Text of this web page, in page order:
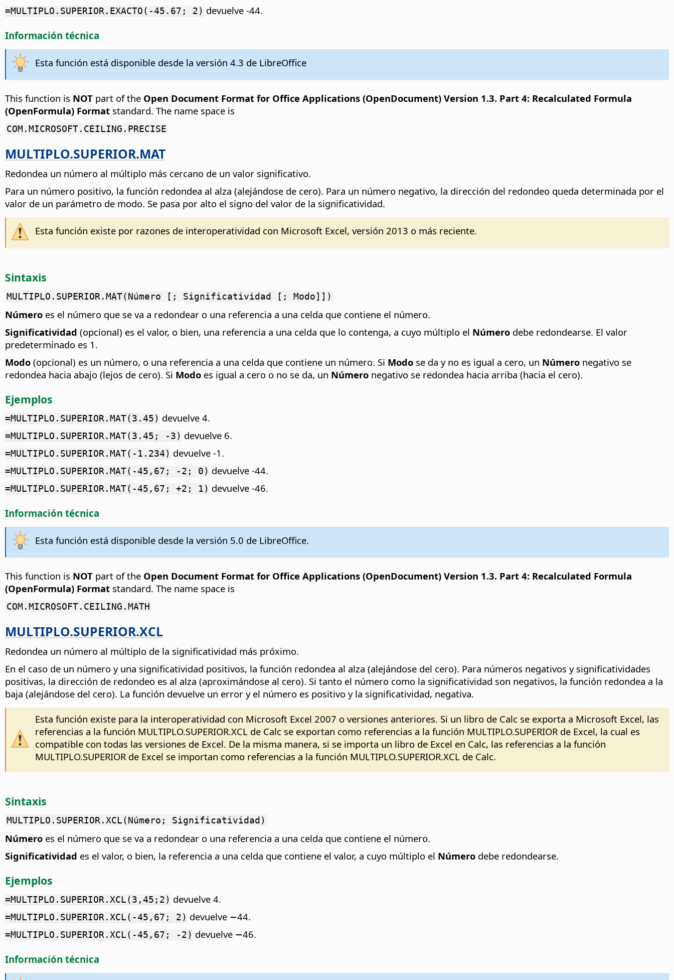
=MULTIPLO.SUPERIOR.EXACTO(-45.67; 2) devuelve -44.
Información técnica
Esta función está disponible desde la versión 4.3 de LibreOffice
This function is NOT part of the Open Document Format for Office Applications (OpenDocument) Version 1.3. Part 4: Recalculated Formula
(OpenFormula) Format standard. The name space is
COM.MICROSOFT.CEILING.PRECISE
MULTIPLO.SUPERIOR.MAT
Redondea un número al múltiplo más cercano de un valor significativo.
Para un número positivo, la función redondea al alza (alejándose de cero). Para un número negativo, la dirección del redondeo queda determinada por el
valor de un parámetro de modo. Se pasa por alto el signo del valor de la significatividad.
Esta función existe por razones de interoperatividad con Microsoft Excel, versión 2013 o más reciente.
Sintaxis
MULTIPLO.SUPERIOR.MAT(Número [; Significatividad [; Modo]])
Número es el número que se va a redondear o una referencia a una celda que contiene el número.
Significatividad (opcional) es el valor, o bien, una referencia a una celda que lo contenga, a cuyo múltiplo el Número debe redondearse. El valor
predeterminado es 1.
Modo (opcional) es un número, o una referencia a una celda que contiene un número. Si Modo se da y no es igual a cero, un Número negativo se
redondea hacia abajo (lejos de cero). Si Modo es igual a cero o no se da, un Número negativo se redondea hacia arriba (hacia el cero).
Ejemplos
=MULTIPLO.SUPERIOR.MAT(3.45) devuelve 4.
=MULTIPLO.SUPERIOR.MAT(3.45; -3) devuelve 6.
=MULTIPLO.SUPERIOR.MAT(-1.234) devuelve -1.
=MULTIPLO.SUPERIOR.MAT(-45,67; -2; 0) devuelve -44.
=MULTIPLO.SUPERIOR.MAT(-45,67; +2; 1) devuelve -46.
Información técnica
Esta función está disponible desde la versión 5.0 de LibreOffice.
This function is NOT part of the Open Document Format for Office Applications (OpenDocument) Version 1.3. Part 4: Recalculated Formula
(OpenFormula) Format standard. The name space is
COM.MICROSOFT.CEILING.MATH
MULTIPLO.SUPERIOR.XCL
Redondea un número al múltiplo de la significatividad más próximo.
En el caso de un número y una significatividad positivos, la función redondea al alza (alejándose del cero). Para números negativos y significatividades
positivas, la dirección de redondeo es al alza (aproximándose al cero). Si tanto el número como la significatividad son negativos, la función redondea a la
baja (alejándose del cero). La función devuelve un error y el número es positivo y la significatividad, negativa.
Esta función existe para la interoperatividad con Microsoft Excel 2007 o versiones anteriores. Si un libro de Calc se exporta a Microsoft Excel, las
referencias a la función MULTIPLO.SUPERIOR.XCL de Calc se exportan como referencias a la función MULTIPLO.SUPERIOR de Excel, la cual es
compatible con todas las versiones de Excel. De la misma manera, si se importa un libro de Excel en Calc, las referencias a la función
MULTIPLO.SUPERIOR de Excel se importan como referencias a la función MULTIPLO.SUPERIOR.XCL de Calc.
Sintaxis
MULTIPLO.SUPERIOR.XCL(Número; Significatividad)
Número es el número que se va a redondear o una referencia a una celda que contiene el número.
Significatividad es el valor, o bien, la referencia a una celda que contiene el valor, a cuyo múltiplo el Número debe redondearse.
Ejemplos
=MULTIPLO.SUPERIOR.XCL(3,45;2) devuelve 4.
=MULTIPLO.SUPERIOR.XCL(-45,67; 2) devuelve −44.
=MULTIPLO.SUPERIOR.XCL(-45,67; -2) devuelve −46.
Información técnica